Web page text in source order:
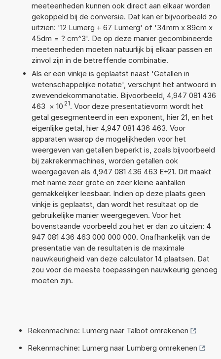
meeteenheden kunnen ook direct aan elkaar worden
gekoppeld bij de conversie. Dat kan er bijvoorbeeld zo
uitzien: '12 Lumerg + 67 Lumerg' of '34mm x 89cm x
45dm = ? cm^3'. De op deze manier gecombineerde
meeteenheden moeten natuurlijk bij elkaar passen en
zinvol zijn in de betreffende combinatie.
Als er een vinkje is geplaatst naast 'Getallen in
wetenschappelijke notatie', verschijnt het antwoord in
zwevendekommanotatie. Bijvoorbeeld, 4,947 081 436
463 × 10 21. Voor deze presentatievorm wordt het
getal gesegmenteerd in een exponent, hier 21, en het
eigenlijke getal, hier 4,947 081 436 463. Voor
apparaten waarop de mogelijkheden voor het
weergeven van getallen beperkt is, zoals bijvoorbeeld
bij zakrekenmachines, worden getallen ook
weergegeven als 4,947 081 436 463 E+21. Dit maakt
met name zeer grote en zeer kleine aantallen
gemakkelijker leesbaar. Indien op deze plaats geen
vinkje is geplaatst, dan wordt het resultaat op de
gebruikelijke manier weergegeven. Voor het
bovenstaande voorbeeld zou het er dan zo uitzien: 4
947 081 436 463 000 000 000. Onafhankelijk van de
presentatie van de resultaten is de maximale
nauwkeurigheid van deze calculator 14 plaatsen. Dat
zou voor de meeste toepassingen nauwkeurig genoeg
moeten zijn.
Rekenmachine: Lumerg naar Talbot omrekenen
Rekenmachine: Lumerg naar Lumberg omrekenen